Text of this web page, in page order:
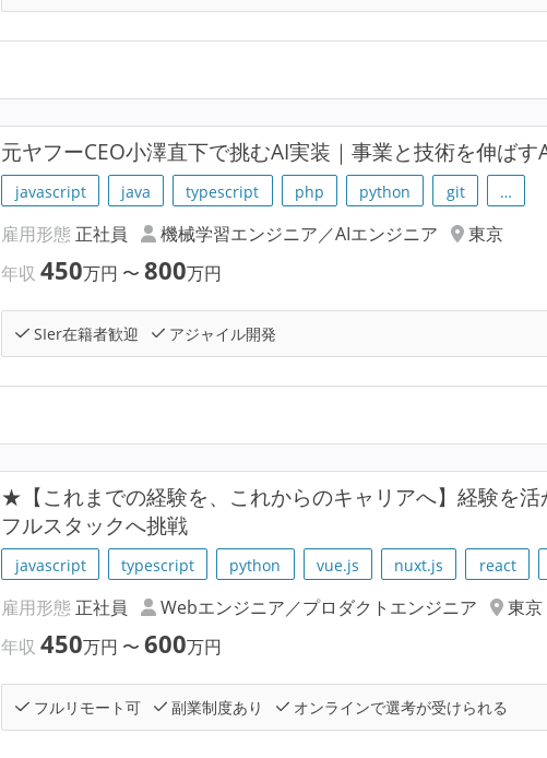
元ヤフーCEO小澤直下で挑むAI実装｜事業と技術を伸ばす
javascript java typescript php python git …
雇用形態 正社員 機械学習エンジニア／AIエンジニア
東京
年収450万円 〜800万円
SIer在籍者歓迎 アジャイル開発
★【これまでの経験を、これからのキャリアへ】経験を
フルスタックへ挑戦
javascript typescript python vue.js nuxt.js react
雇用形態 正社員 Webエンジニア／プロダクトエンジニア
東京
年収450万円 〜600万円
フルリモート可 副業制度あり オンラインで選考が受けられる